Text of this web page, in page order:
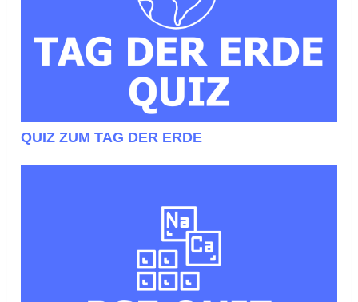
QUIZ ZUM TAG DER ERDE